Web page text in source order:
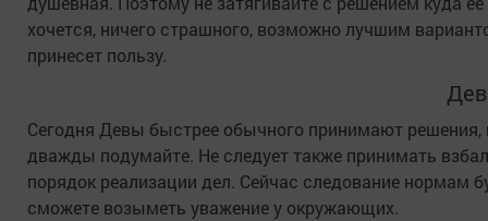
хочется, ничего страшного, возможно лучшим
принесет пользу.
Сегодня Девы быстрее обычного принимают
дважды подумайте. Не следует также принимать
порядок реализации дел. Сейчас следование нормам
сможете возыметь уважение у окружающих.